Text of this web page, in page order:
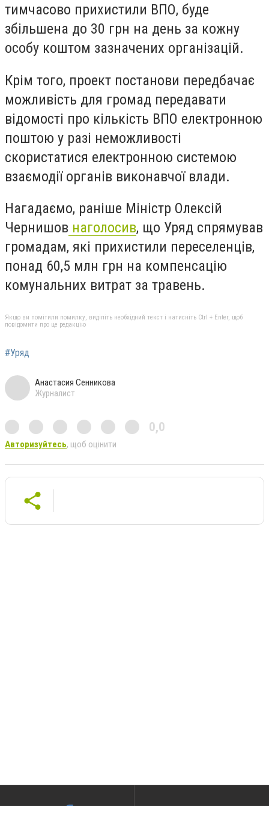
тимчасово прихистили ВПО, буде
збільшена до 30 грн на день за кожну
особу коштом зазначених організацій.
Крім того, проект постанови передбачає
можливість для громад передавати
відомості про кількість ВПО електронною
поштою у разі неможливості
скористатися електронною системою
взаємодії органів виконавчої влади.
Нагадаємо, раніше Міністр Олексій
Чернишов наголосив, що Уряд спрямував
громадам, які прихистили переселенців,
понад 60,5 млн грн на компенсацію
комунальних витрат за травень.
Якщо ви помітили помилку, виділіть необхідний текст і натисніть Ctrl + Enter, щоб
повідомити про це редакцію
#Уряд
Анастасия Сенникова
Журналист
0,0
Авторизуйтесь, щоб оцінити